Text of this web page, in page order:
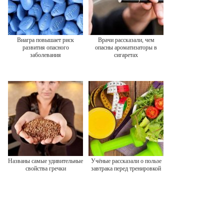
Виагра повышает риск
развития опасного
заболевания
Врачи рассказали, чем
опасны ароматизаторы в
сигаретах
Названы самые удивительные
свойства гречки
Учёные рассказали о пользе
завтрака перед тренировкой